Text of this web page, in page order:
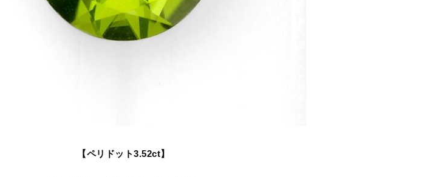
【ペリドット3.52ct】